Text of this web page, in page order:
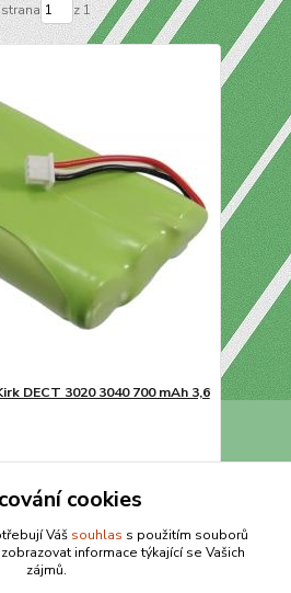
strana z 1
DECT 3020 3040 700 mAh 3,6
Přidat do košíku
strana z 1
cookies
Váš souhlas s použitím souborů
informace týkající se Vašich
zájmů.